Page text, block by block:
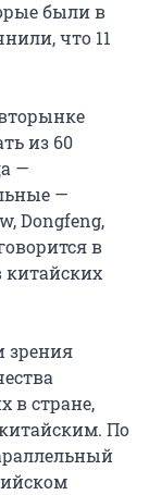
были в
что 11
из 60
—
—
Dongfeng,
в
китайских
зрения
в стране,
По